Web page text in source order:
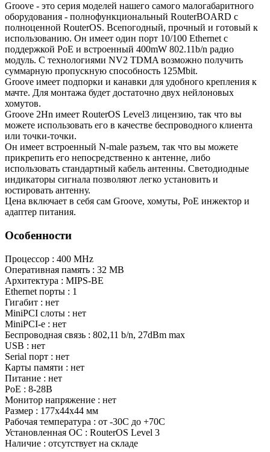
Groove - это серия моделей нашего самого малогабаритного
оборудования - полнофункциональный RouterBOARD с
полноценной RouterOS. Всепогодный, прочный и готовый к
использованию. Он имеет один порт 10/100 Ethernet с
поддержкой PoE и встроенный 400mW 802.11b/n радио
модуль. С технологиями NV2 TDMA возможно получить
суммарную пропускную способность 125Mbit.
Groove имеет подпорки и канавки для удобного крепления к
мачте. Для монтажа будет достаточно двух нейлоновых
хомутов.
Groove 2Hn имеет RouterOS Level3 лицензию, так что вы
можете использовать его в качестве беспроводного клиента
или точки-точки.
Он имеет встроенный N-male разъем, так что вы можете
прикрепить его непосредственно к антенне, либо
использовать стандартный кабель антенны. Светодиодные
индикаторы сигнала позволяют легко установить и
юстировать антенну.
Цена включает в себя сам Groove, хомуты, PoE инжектор и
адаптер питания.
Особенности
Процессор : 400 MHz
Оперативная память : 32 MB
Архитектура : MIPS-BE
Ethernet порты : 1
Гигабит : нет
MiniPCI слоты : нет
MiniPCI-e : нет
Беспроводная связь : 802,11 b/n, 27dBm max
USB : нет
Serial порт : нет
Карты памяти : нет
Питание : нет
PoE : 8-28В
Монитор напряжение : нет
Размер : 177x44x44 мм
Рабочая температура : от -30C до +70C
Установленная ОС : RouterOS Level 3
Наличие : отсутствует на складе